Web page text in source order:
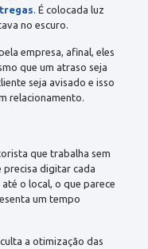
. É colocada luz
no escuro.
empresa, afinal, eles
que um atraso seja
seja avisado e isso
relacionamento.
que trabalha sem
precisa digitar cada
o local, o que parece
um tempo
a otimização das